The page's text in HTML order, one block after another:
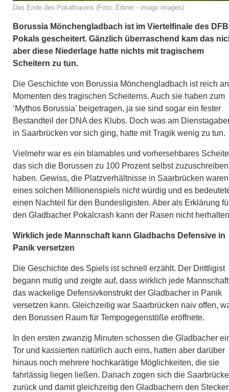
Das Ende des Pokaltraums (Foto: Eibner - imago images)
Borussia Mönchengladbach ist im Viertelfinale des
Pokals gescheitert. Gänzlich überraschend kam das
aber diese Niederlage hatte nichts mit tragischem
Scheitern zu tun.
Die Geschichte von Borussia Mönchengladbach ist reich an
Momenten des tragischen Scheiterns. Auch sie haben zum
‘Mythos Borussia’ beigetragen, ja sie sind sogar ein fester
Bestandteil der DNA des Klubs. Doch was am
in Saarbrücken vor sich ging, hatte mit Tragik wenig zu tun.
Vielmehr war es ein blamables und vorhersehbares
das sich die Borussen zu 100 Prozent selbst zuzuschreiben
haben. Gewiss, die Platzverhältnisse in Saarbrücken waren
eines solchen Millionenspiels nicht würdig und es
einen Nachteil für den Bundesligisten. Aber als Erklärung
den Gladbacher Pokalcrash kann der Rasen nicht
Wirklich jede Mannschaft kann Gladbachs Defensive in
Panik versetzen
Die Geschichte des Spiels ist schnell erzählt. Der Drittligist
begann mutig und zeigte auf, dass wirklich jede Mannschaft
das wackelige Defensivkonstrukt der Gladbacher in Panik
versetzen kann. Gleichzeitig war Saarbrücken naiv offen,
den Borussen Raum für Tempogegenstöße eröffnete.
In den ersten zwanzig Minuten schossen die Gladbacher
Tor und kassierten natürlich auch eins, hatten aber darüber
hinaus noch mehrere hochkarätige Möglichkeiten, die sie
fahrlässig liegen ließen. Danach zogen sich die
zurück und damit gleichzeitig den Gladbachern den